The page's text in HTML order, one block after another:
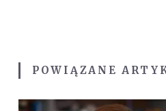
POWIĄZANE